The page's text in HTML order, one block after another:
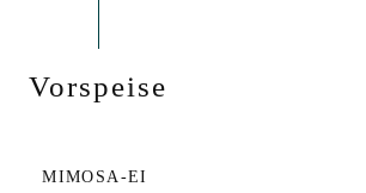
Vorspeise
MIMOSA-EI